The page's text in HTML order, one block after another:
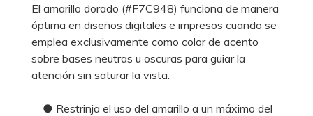
El amarillo dorado (#F7C948) funciona de manera
óptima en diseños digitales e impresos cuando se
emplea exclusivamente como color de acento
sobre bases neutras u oscuras para guiar la
atención sin saturar la vista.
● Restrinja el uso del amarillo a un máximo del